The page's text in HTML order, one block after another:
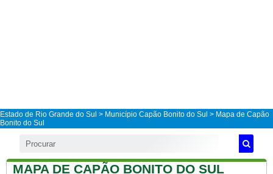
Estado de Rio Grande do Sul > Município Capão Bonito do Sul > Mapa de Capão
Bonito do Sul
MAPA DE CAPÃO BONITO DO SUL